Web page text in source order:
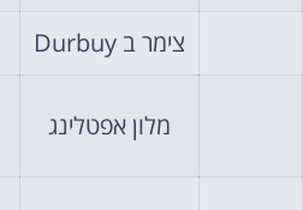
צימר ב Durbuy
מלון אפטלינג